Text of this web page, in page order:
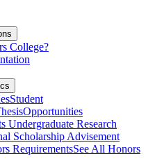
College?
Student
Opportunities
Undergraduate Research
Scholarship Advisement
RequirementsSee All Honors